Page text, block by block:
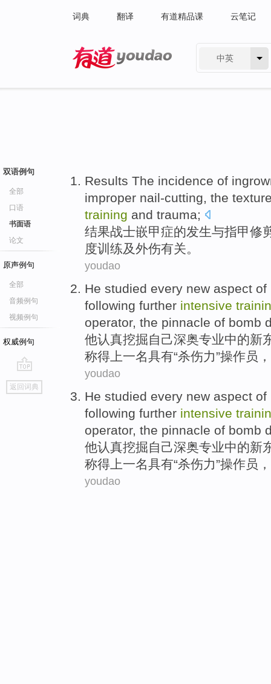
词典 翻译 有道精品课 云笔记
中英
双语例句
全部
口语
书面语
论文
原声例句
全部
音频例句
视频例句
权威例句
go
top
返回词典
Results The incidence of
improper nail-cutting, the
training and trauma;
结果战士嵌甲症的发生与指甲修
度训练及外伤有关。
youdao
He studied every new aspect of
following further intensive
operator, the pinnacle of bomb
他认真挖掘自己深奥专业中的新
称得上一名具有“杀伤力”操作员
youdao
He studied every new aspect of
following further intensive
operator, the pinnacle of bomb
他认真挖掘自己深奥专业中的新
称得上一名具有“杀伤力”操作员
youdao